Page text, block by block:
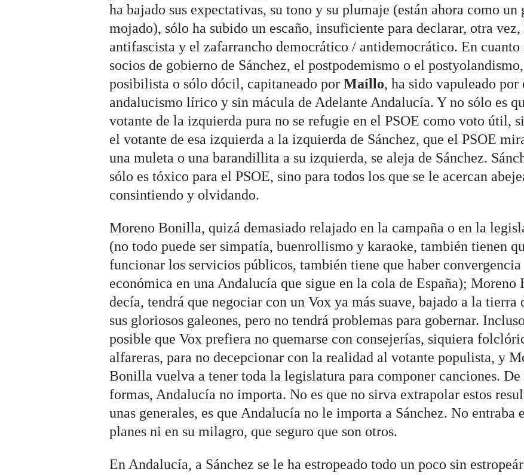
ha bajado sus expectativas, su tono y su plumaje (están ahora como un
mojado), sólo ha subido un escaño, insuficiente para declarar, otra vez,
antifascista y el zafarrancho democrático / antidemocrático. En cuanto
socios de gobierno de Sánchez, el postpodemismo o el postyolandismo,
posibilista o sólo dócil, capitaneado porMaíllo, ha sido vapuleado por
andalucismo lírico y sin mácula de Adelante Andalucía. Y no sólo es
votante de la izquierda pura no se refugie en el PSOE como voto útil,
el votante de esa izquierda a la izquierda de Sánchez, que el PSOE
una muleta o una barandillita a su izquierda, se aleja de Sánchez.
sólo es tóxico para el PSOE, sino para todos los que se le acercan
consintiendo y olvidando.
Moreno Bonilla, quizá demasiado relajado en la campaña o en la
(no todo puede ser simpatía, buenrollismo y karaoke, también tienen
funcionar los servicios públicos, también tiene que haber convergencia
económica en una Andalucía que sigue en la cola de España); Moreno
decía, tendrá que negociar con un Vox ya más suave, bajado a la tierra
sus gloriosos galeones, pero no tendrá problemas para gobernar.
posible que Vox prefiera no quemarse con consejerías, siquiera
alfareras, para no decepcionar con la realidad al votante populista, y
Bonilla vuelva a tener toda la legislatura para componer canciones. De
formas, Andalucía no importa. No es que no sirva extrapolar estos
unas generales, es que Andalucía no le importa a Sánchez. No entraba
planes ni en su milagro, que seguro que son otros.
En Andalucía, a Sánchez se le ha estropeado todo un poco sin